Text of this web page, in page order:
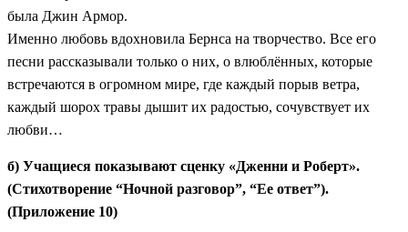
была Джин Армор.
Именно любовь вдохновила Бернса на творчество. Все его
песни рассказывали только о них, о влюблённых, которые
встречаются в огромном мире, где каждый порыв ветра,
каждый шорох травы дышит их радостью, сочувствует их
любви…
б) Учащиеся показывают сценку «Дженни и Роберт».
(Стихотворение “Ночной разговор”, “Ее ответ”).
(Приложение 10)